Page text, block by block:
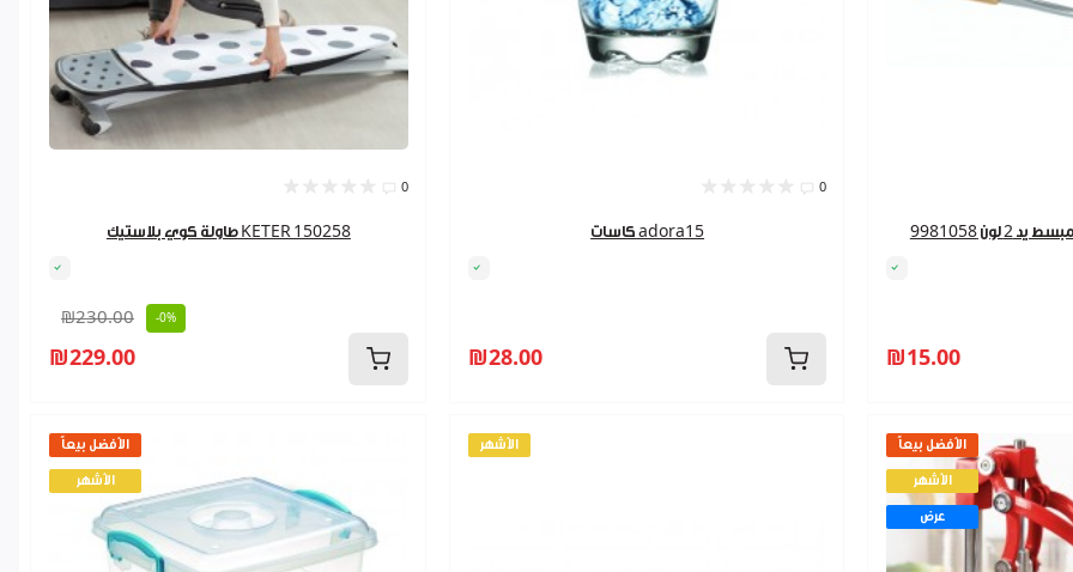
0
طاولة كوي بلاستيك KETER 150258
₪230.00 -0%
₪229.00
0
كاسات adora15
₪28.00
9981058
₪15.00
الأفضل بيعاً
الأشهر
الأشهر الأفضل بيعاً
الأشهر
عرض